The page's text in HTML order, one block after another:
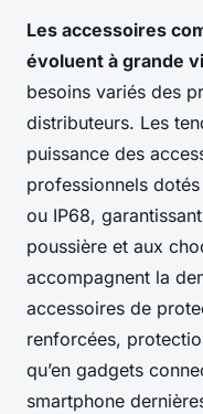
Les accessoires
évoluent à grande
besoins variés des
distributeurs. Les
puissance des
professionnels
ou IP68,
poussière et aux
accompagnent la
accessoires de
renforcées,
qu’en gadgets
smartphone